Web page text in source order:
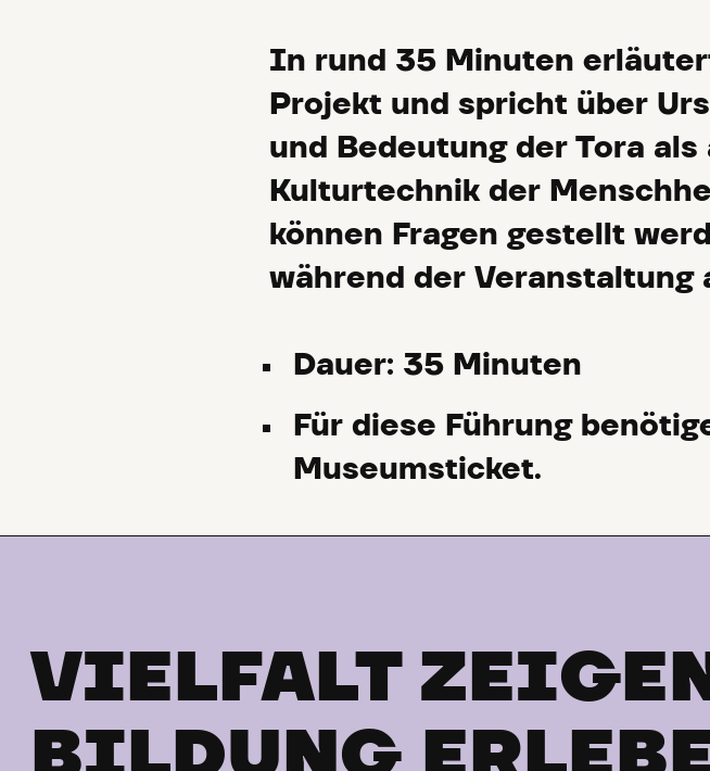
In rund 35 Minuten
Projekt und spricht über
und Bedeutung der Tora
Kulturtechnik der
können Fragen gestellt
während der Veranstaltung
Dauer: 35 Minuten
Für diese Führung
Museumsticket.
VIELFALT